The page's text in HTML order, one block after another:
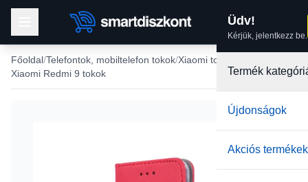
Üdv!
Kérjük, jelentkezz be.
Termék
Újdonságok
Akciós termékek
Főoldal Telefontok, mobiltelefon tokok Xiaomi tokok
Xiaomi Redmi 9 tokok